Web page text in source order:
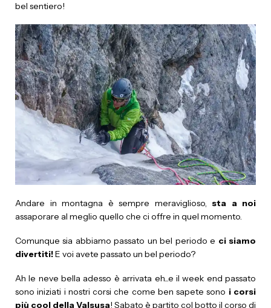
bel sentiero!
Andare in montagna è sempre meraviglioso, sta a noi
assaporare al meglio quello che ci offre in quel momento.
Comunque sia abbiamo passato un bel periodo e ci siamo
divertiti!E voi avete passato un bel periodo?
Ah le neve bella adesso è arrivata eh...e il week end passato
sono iniziati i nostri corsi che come ben sapete sono i corsi
più cool della Valsusa! Sabato è partito col botto il corso di